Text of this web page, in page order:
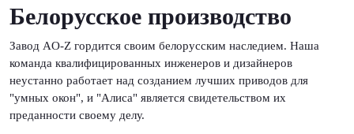
Белорусское производство
Завод AO-Z гордится своим белорусским наследием. Наша
команда квалифицированных инженеров и дизайнеров
неустанно работает над созданием лучших приводов для
"умных окон", и "Алиса" является свидетельством их
преданности своему делу.